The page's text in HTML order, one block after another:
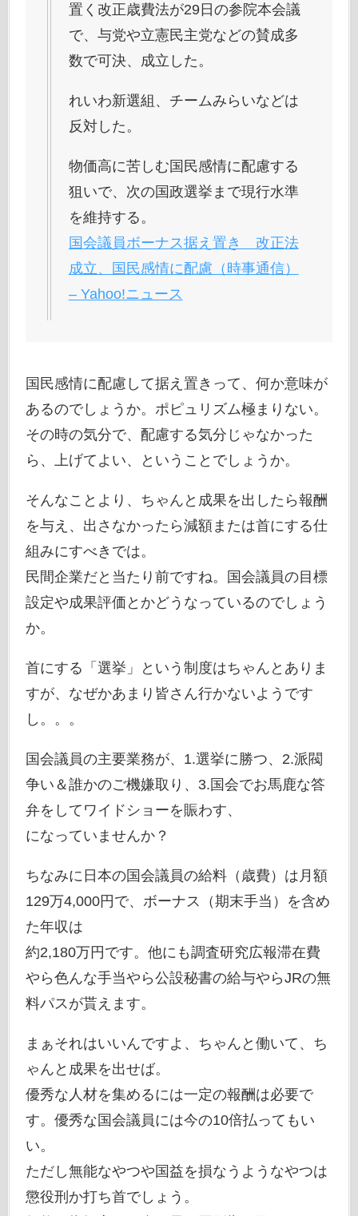
置く改正歳費法が29日の参院本会議
で、与党や立憲民主党などの賛成多
数で可決、成立した。
れいわ新選組、チームみらいなどは
反対した。
物価高に苦しむ国民感情に配慮する
狙いで、次の国政選挙まで現行水準
を維持する。
国会議員ボーナス据え置き 改正法
成立、国民感情に配慮（時事通信）
– Yahoo!ニュース
国民感情に配慮して据え置きって、何か意味が
あるのでしょうか。ポピュリズム極まりない。
その時の気分で、配慮する気分じゃなかった
ら、上げてよい、ということでしょうか。
そんなことより、ちゃんと成果を出したら報酬
を与え、出さなかったら減額または首にする仕
組みにすべきでは。
民間企業だと当たり前ですね。国会議員の目標
設定や成果評価とかどうなっているのでしょう
か。
首にする「選挙」という制度はちゃんとありま
すが、なぜかあまり皆さん行かないようです
し。。。
国会議員の主要業務が、1.選挙に勝つ、2.派閥
争い＆誰かのご機嫌取り、3.国会でお馬鹿な答
弁をしてワイドショーを賑わす、
になっていませんか？
ちなみに日本の国会議員の給料（歳費）は月額
129万4,000円で、ボーナス（期末手当）を含め
た年収は
約2,180万円です。他にも調査研究広報滞在費
やら色んな手当やら公設秘書の給与やらJRの無
料パスが貰えます。
まぁそれはいいんですよ、ちゃんと働いて、ち
ゃんと成果を出せば。
優秀な人材を集めるには一定の報酬は必要で
す。優秀な国会議員には今の10倍払ってもい
い。
ただし無能なやつや国益を損なうようなやつは
懲役刑か打ち首でしょう。